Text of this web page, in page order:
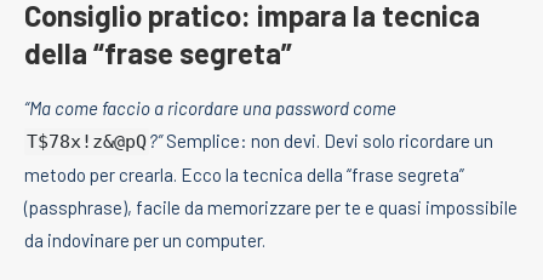
Consiglio pratico: impara la tecnica
della “frase segreta”
“Ma come faccio a ricordare una password come
T$78x!z&@pQ?”Semplice: non devi. Devi solo ricordare un
metodo per crearla. Ecco la tecnica della “frase segreta”
(passphrase), facile da memorizzare per te e quasi impossibile
da indovinare per un computer.